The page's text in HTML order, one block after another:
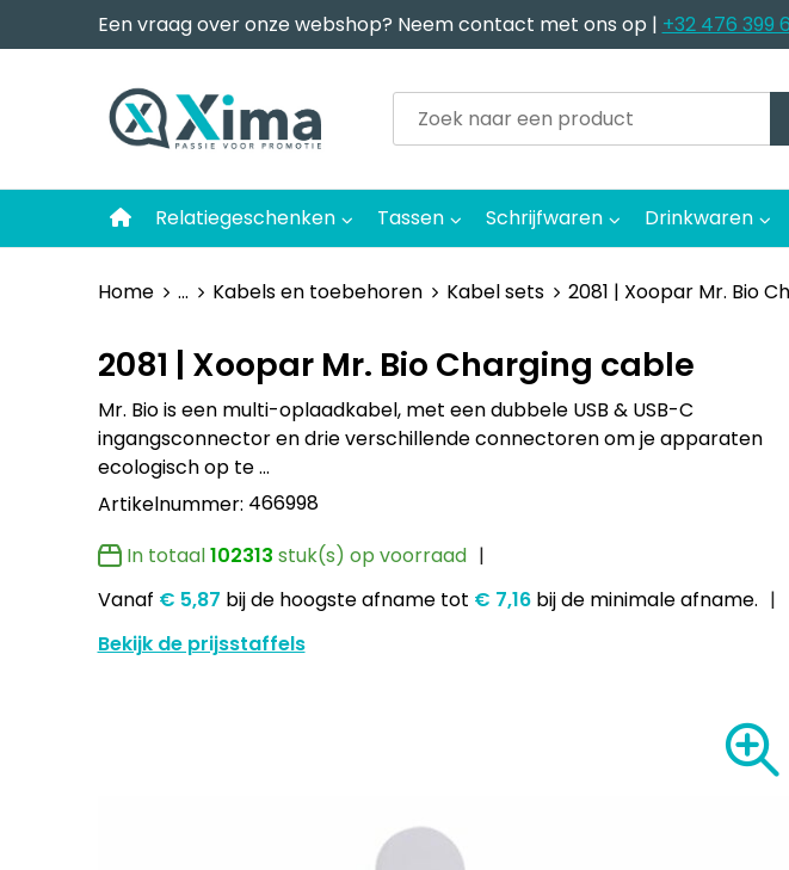
Een vraag over onze webshop? Neem contact met ons op | +32 476 399
Relatiegeschenken Tassen Schrijfwaren Drinkwaren
Home ... Kabels en toebehoren Kabel sets 2081 | Xoopar Mr. Bio
2081 | Xoopar Mr. Bio Charging cable
Mr. Bio is een multi-oplaadkabel, met een dubbele USB & USB-C
ingangsconnector en drie verschillende connectoren om je apparaten
ecologisch op te …
Artikelnummer: 466998
In totaal102313 stuk(s) op voorraad
Vanaf € 5,87 bij de hoogste afnametot € 7,16 bij de minimale afname.
Bekijk de prijsstaffels